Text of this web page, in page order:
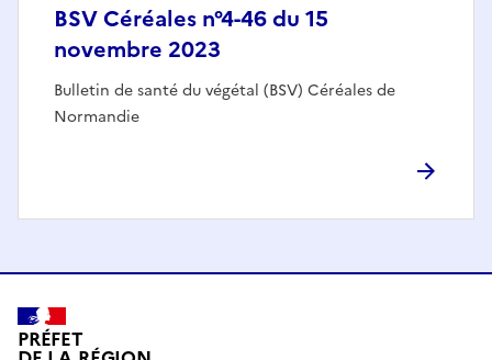
BSV Céréales n°4-46 du 15
novembre 2023
Bulletin de santé du végétal (BSV) Céréales de
Normandie
PRÉFET